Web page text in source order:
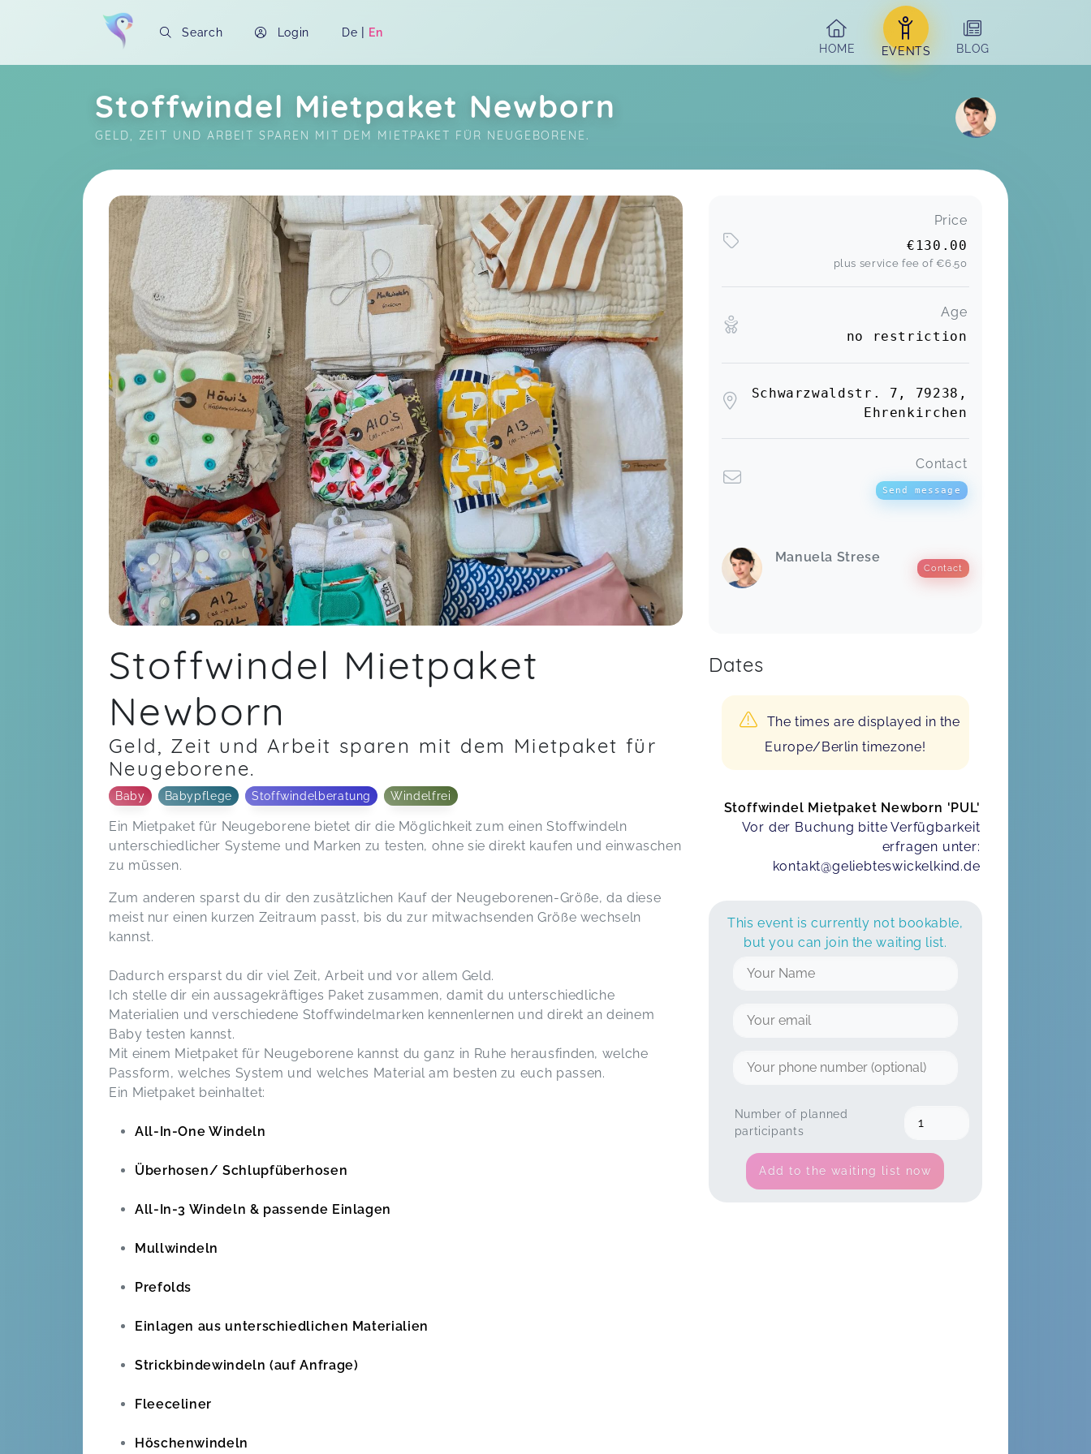
Search Login De | En
HOME
EVENTS BLOG
Stoffwindel Mietpaket Newborn
GELD, ZEIT UND ARBEIT SPAREN MIT DEM MIETPAKET FÜR NEUGEBORENE.
Soon you will learn more about me here...
Stoffwindel Mietpaket
Newborn
Geld, Zeit und Arbeit sparen mit dem Mietpaket für
Neugeborene.
Baby Babypflege Stoffwindelberatung Windelfrei
Ein Mietpaket für Neugeborene bietet dir die Möglichkeit zum einen Stoffwindeln
unterschiedlicher Systeme und Marken zu testen, ohne sie direkt kaufen und einwaschen
zu müssen.
Zum anderen sparst du dir den zusätzlichen Kauf der Neugeborenen-Größe, da diese
meist nur einen kurzen Zeitraum passt, bis du zur mitwachsenden Größe wechseln
kannst.
Dadurch ersparst du dir viel Zeit, Arbeit und vor allem Geld.
Ich stelle dir ein aussagekräftiges Paket zusammen, damit du unterschiedliche
Materialien und verschiedene Stoffwindelmarken kennenlernen und direkt an deinem
Baby testen kannst.
Mit einem Mietpaket für Neugeborene kannst du ganz in Ruhe herausfinden, welche
Passform, welches System und welches Material am besten zu euch passen.
Ein Mietpaket beinhaltet:
All-In-One Windeln
Überhosen/ Schlupfüberhosen
All-In-3 Windeln & passende Einlagen
Mullwindeln
Prefolds
Einlagen aus unterschiedlichen Materialien
Strickbindewindeln (auf Anfrage)
Fleeceliner
Höschenwindeln
Price
€130.00
plus service fee of€6.50
Age
no restriction
Schwarzwaldstr. 7, 79238,
Ehrenkirchen
Contact
Send message
Manuela Strese
Contact
Dates
The times are displayed in the
Europe/Berlin timezone!
Stoffwindel Mietpaket Newborn 'PUL'
Vor der Buchung bitte Verfügbarkeit
erfragen unter:
kontakt@geliebteswickelkind.de
This event is currently not bookable,
but you can join the waiting list.
Number of planned
participants
Add to the waiting list now